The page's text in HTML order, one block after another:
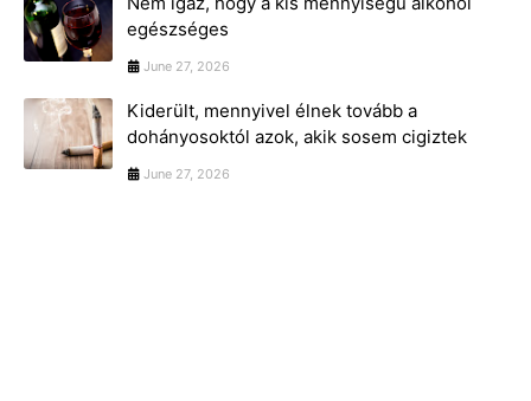
egészséges
June 27, 2026
Kiderült, mennyivel élnek tovább a
dohányosoktól azok, akik sosem cigiztek
June 27, 2026